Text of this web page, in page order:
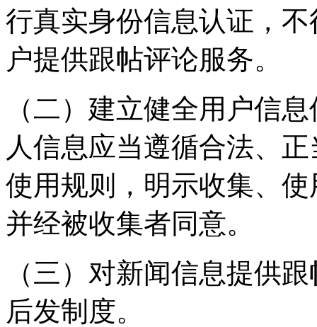
行真实身份信息认证，
户提供跟帖评论服务。
（二）建立健全用户信
人信息应当遵循合法、
使用规则，明示收集、
并经被收集者同意。
（三）对新闻信息提供
后发制度。